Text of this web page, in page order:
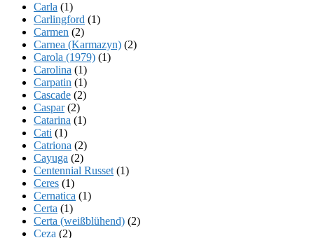
Carla (1)
Carlingford (1)
Carmen (2)
Carnea (Karmazyn) (2)
Carola (1979) (1)
Carolina (1)
Carpatin (1)
Cascade (2)
Caspar(2)
Catarina (1)
Cati (1)
Catriona (2)
Cayuga (2)
Centennial Russet (1)
Ceres (1)
Cernatica (1)
Certa (1)
Certa (weißblühend) (2)
Ceza (2)